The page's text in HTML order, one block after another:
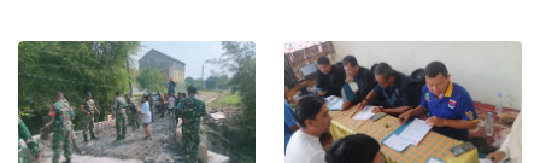
Muscablub